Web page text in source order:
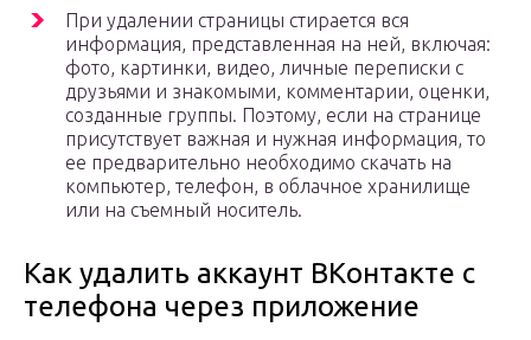
При удалении страницы стирается вся
информация, представленная на ней, включая:
фото, картинки, видео, личные переписки с
друзьями и знакомыми, комментарии, оценки,
созданные группы. Поэтому, если на странице
присутствует важная и нужная информация, то
ее предварительно необходимо скачать на
компьютер, телефон, в облачное хранилище
или на съемный носитель.
Как удалить аккаунт ВКонтакте с
телефона через приложение